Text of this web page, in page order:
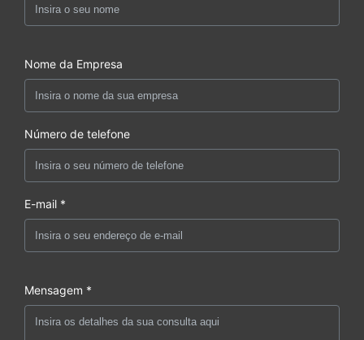
Nome da Empresa
Número de telefone
E-mail *
Mensagem *